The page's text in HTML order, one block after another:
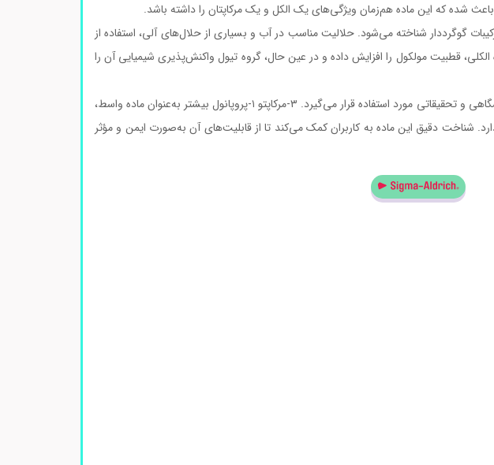
گوگرددار شناخته می‌شود. حلالیت مناسب در آب و بسیاری از حلال‌های آلی، استفاده از
قطبیت مولکول را افزایش داده و در عین حال، گروه تیول واکنش‌پذیری شیمیایی آن را
کد 405736 به‌عنوان شناسه این ماده در محیط‌های آزمایشگاهی و تحقیقاتی مورد استفاده قرار می‌گیرد. ۳-مرکاپتو ۱-پروپانول بیشتر به‌عنوان ماده واسط،
شناخت دقیق این ماده به کاربران کمک می‌کند تا از قابلیت‌های آن به‌صورت ایمن و مؤثر